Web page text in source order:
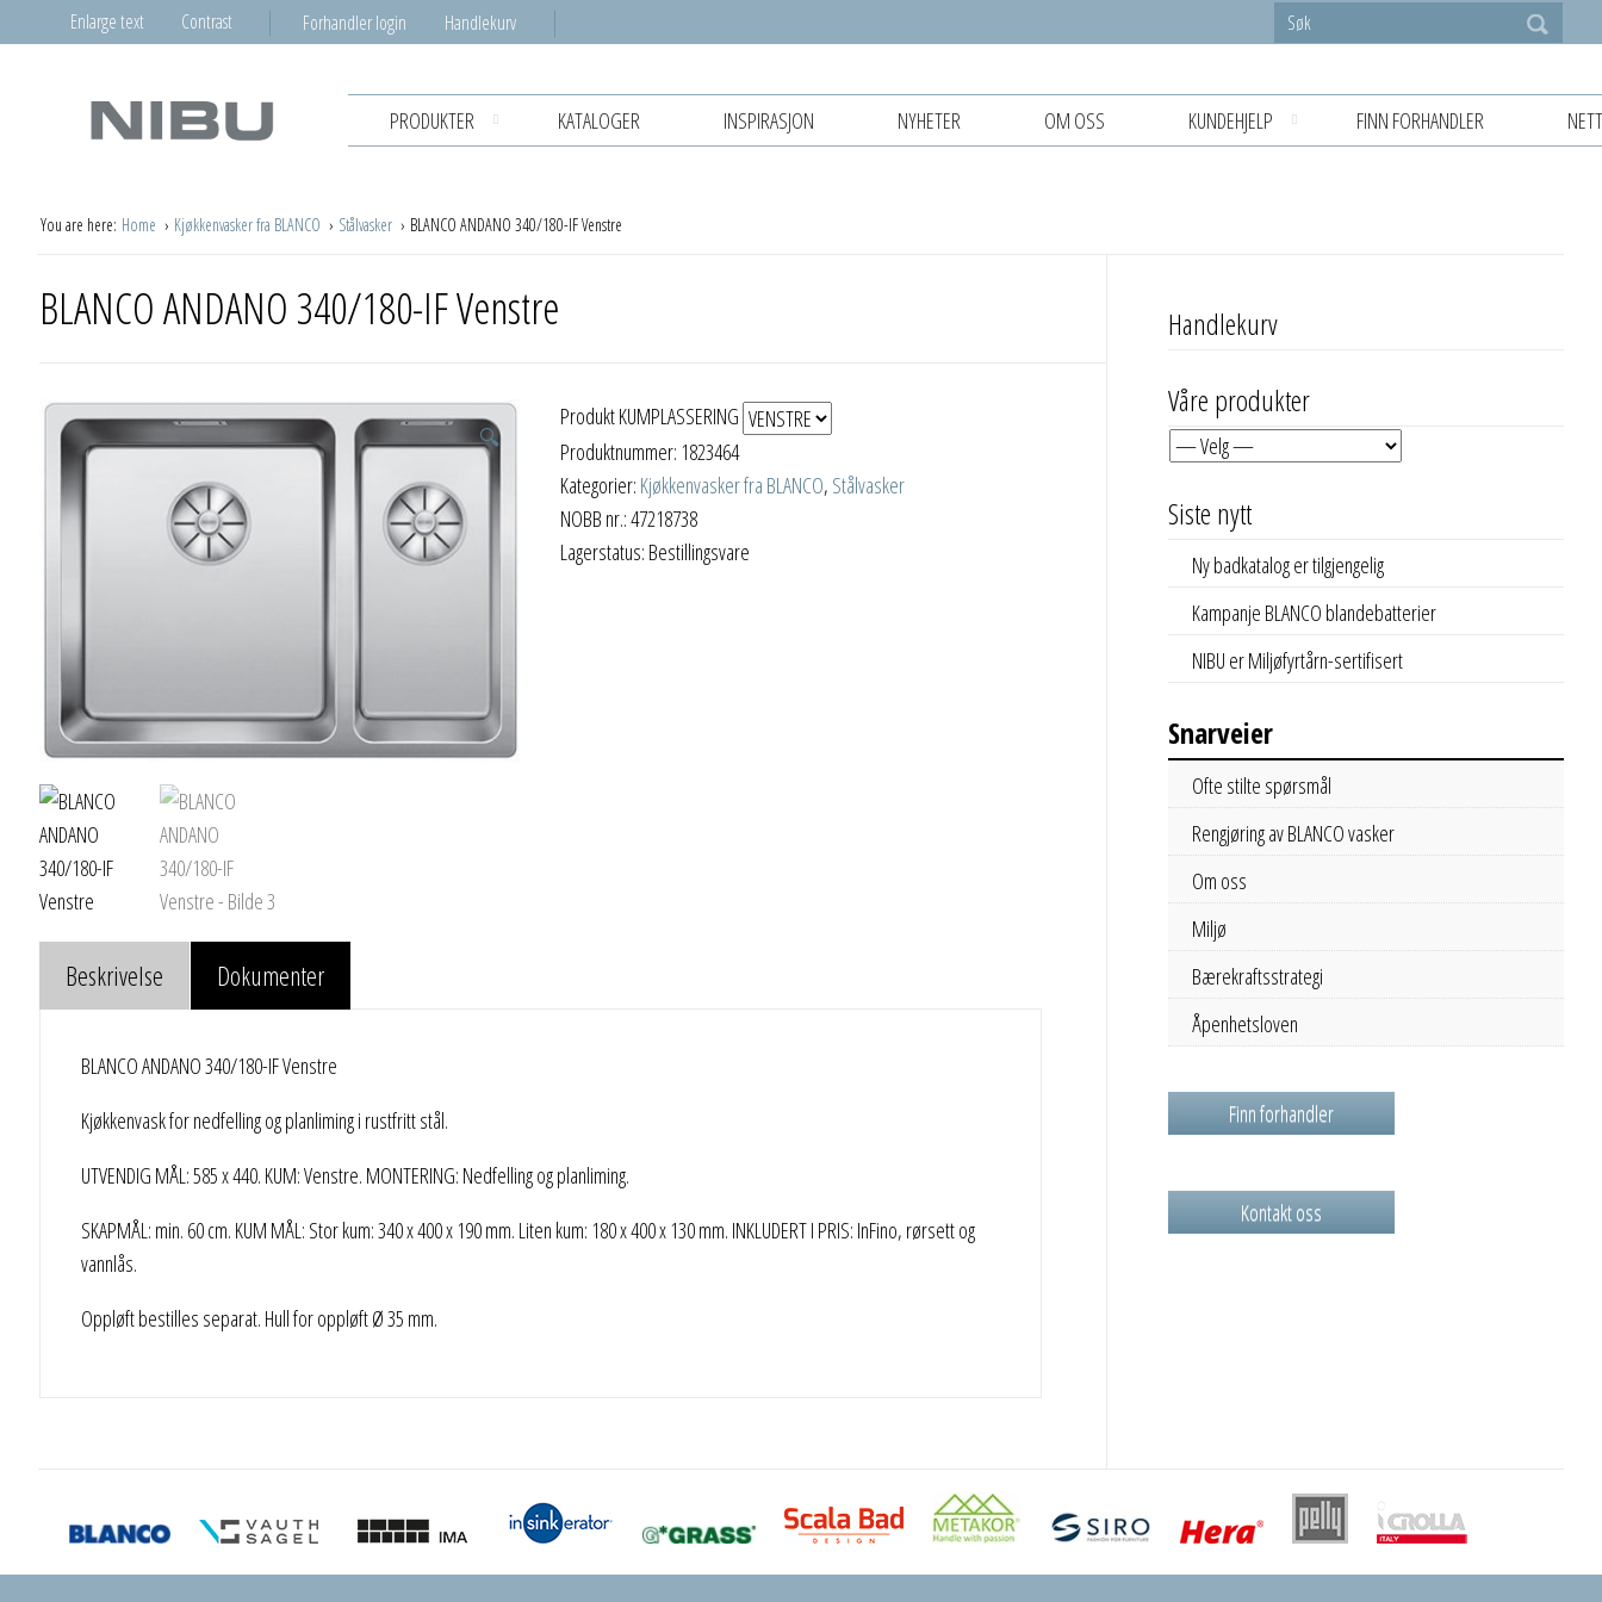
Enlarge text Contrast Forhandler login Handlekurv
PRODUKTER KATALOGER INSPIRASJON NYHETER OM OSS KUNDEHJELP FINN FORHANDLER
You are here: Home Kjøkkenvasker fra BLANCO Stålvasker BLANCO ANDANO 340/180-IF Venstre
BLANCO ANDANO 340/180-IF Venstre
🔍
Produkt KUMPLASSERING
Produktnummer: 1823464
Kategorier: Kjøkkenvasker fra BLANCO, Stålvasker
NOBB nr.: 47218738
Lagerstatus: Bestillingsvare
Beskrivelse Dokumenter
BLANCO ANDANO 340/180-IF Venstre
Kjøkkenvask for nedfelling og planliming i rustfritt stål.
UTVENDIG MÅL: 585 x 440. KUM: Venstre. MONTERING: Nedfelling og planliming.
SKAPMÅL: min. 60 cm. KUM MÅL: Stor kum: 340 x 400 x 190 mm. Liten kum: 180 x 400 x 130 mm. INKLUDERT I PRIS: InFino, rørsett og
vannlås.
Oppløft bestilles separat. Hull for oppløft Ø 35 mm.
Handlekurv
Våre produkter
Siste nytt
Ny badkatalog er tilgjengelig
Kampanje BLANCO blandebatterier
NIBU er Miljøfyrtårn-sertifisert
Snarveier
Ofte stilte spørsmål
Rengjøring av BLANCO vasker
Om oss
Miljø
Bærekraftsstrategi
Åpenhetsloven
Finn forhandler
Kontakt oss